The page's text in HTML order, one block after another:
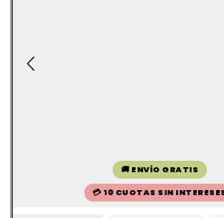
🚚 ENVÍO GRATIS
💳 10 CUOTAS SIN